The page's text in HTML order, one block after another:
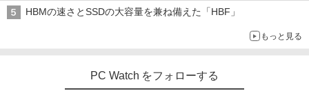
HBMの速さとSSDの大容量を兼ね備えた「HBF」
もっと見る
PC Watch をフォローする